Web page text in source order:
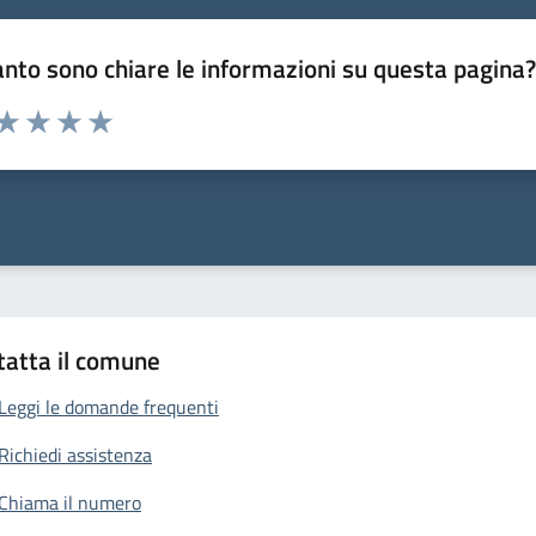
sono chiare le informazioni su questa pagina?
da 1 a 5 stelle la pagina
il comune
Leggi le domande frequenti
Richiedi assistenza
Chiama il numero